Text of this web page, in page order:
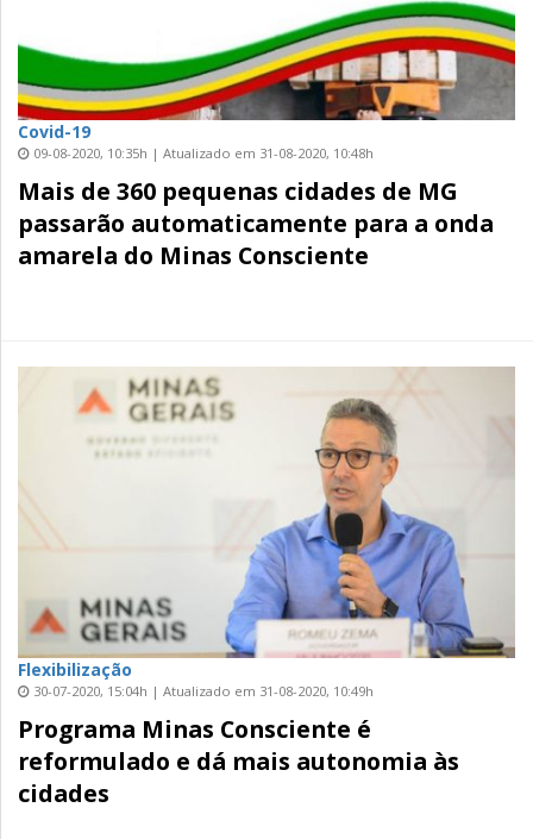
Covid-19
09-08-2020, 10:35h | Atualizado em 31-08-2020, 10:48h
Mais de 360 pequenas cidades de MG
passarão automaticamente para a onda
amarela do Minas Consciente
Flexibilização
30-07-2020, 15:04h | Atualizado em 31-08-2020, 10:49h
Programa Minas Consciente é
reformulado e dá mais autonomia às
cidades